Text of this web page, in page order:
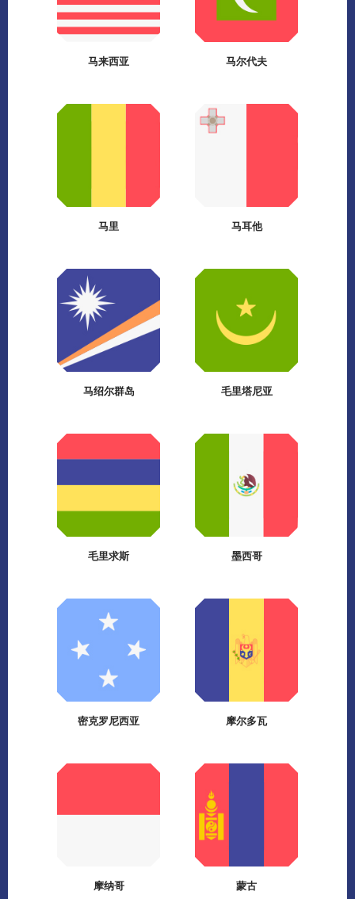
马来西亚 马尔代夫
马里 马耳他
马绍尔群岛 毛里塔尼亚
毛里求斯 墨西哥
密克罗尼西亚 摩尔多瓦
摩纳哥 蒙古